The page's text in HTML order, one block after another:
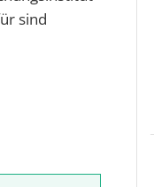
sind